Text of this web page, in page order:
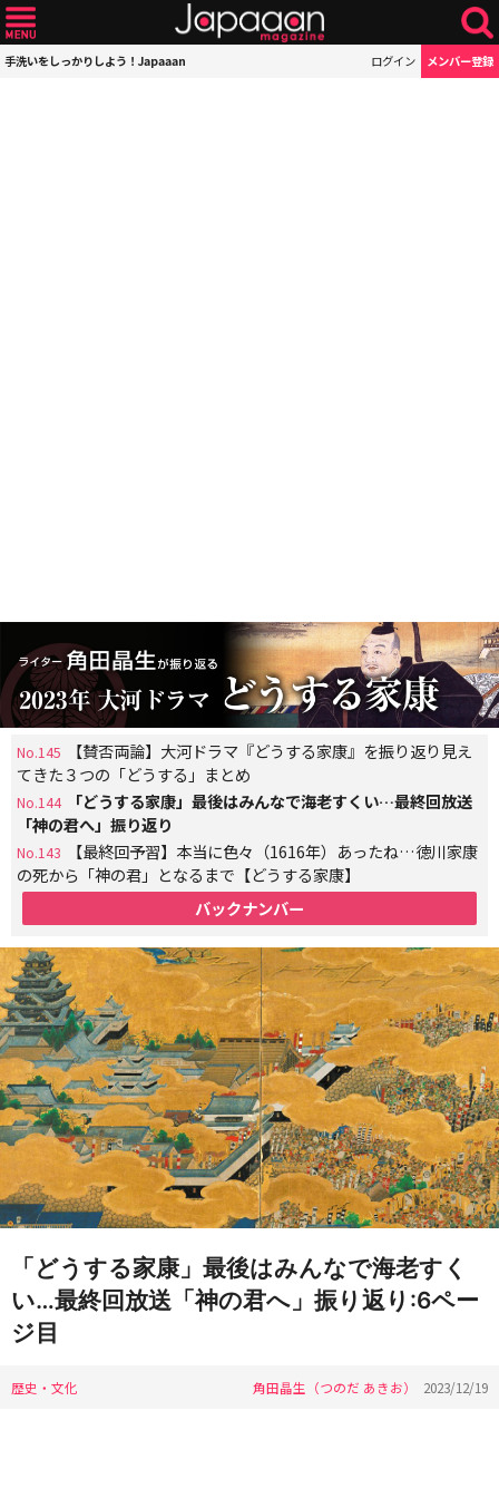
手洗いをしっかりしよう！Japaaan ログイン メンバー登録
No.145
【賛否両論】大河ドラマ『どうする家康』を振り返り見え
てきた３つの「どうする」まとめ
No.144
「どうする家康」最後はみんなで海老すくい…最終回放送
「神の君へ」振り返り
No.143
【最終回予習】本当に色々（1616年）あったね…徳川家康
の死から「神の君」となるまで【どうする家康】
バックナンバー
「どうする家康」最後はみんなで海老すく
い…最終回放送「神の君へ」振り返り:6ペー
ジ目
歴史・文化 角田晶生（つのだ あきお） 2023/12/19